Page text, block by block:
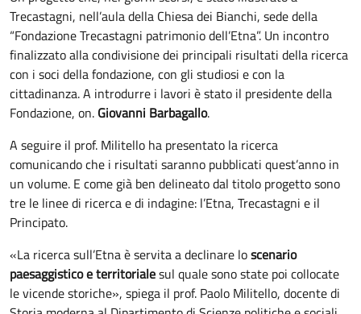
Trecastagni, nell’aula della Chiesa dei Bianchi, sede della
“Fondazione Trecastagni patrimonio dell’Etna”. Un incontro
finalizzato alla condivisione dei principali risultati della ricerca
con i soci della fondazione, con gli studiosi e con la
cittadinanza. A introdurre i lavori è stato il presidente della
Fondazione, on. Giovanni Barbagallo.
A seguire il prof. Militello ha presentato la ricerca
comunicando che i risultati saranno pubblicati quest’anno in
un volume. E come già ben delineato dal titolo progetto sono
tre le linee di ricerca e di indagine: l’Etna, Trecastagni e il
Principato.
«La ricerca sull’Etna è servita a declinare loscenario
paesaggistico e territorialesul quale sono state poi collocate
le vicende storiche», spiega il prof. Paolo Militello, docente di